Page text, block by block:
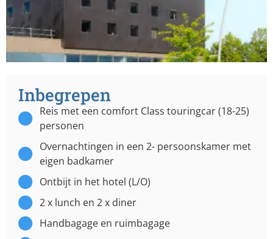
Inbegrepen
Reis met een comfort Class touringcar (18-25)
personen
Overnachtingen in een 2- persoonskamer met
eigen badkamer
Ontbijt in het hotel (L/O)
2 x lunch en 2 x diner
Handbagage en ruimbagage